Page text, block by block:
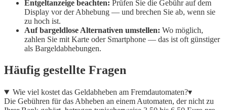
Entgeltanzeige beachten: Prüfen Sie die Gebühr auf dem
Display vor der Abhebung — und brechen Sie ab, wenn sie
zu hoch ist.
Auf bargeldlose Alternativen umstellen: Wo möglich,
zahlen Sie mit Karte oder Smartphone — das ist oft günstiger
als Bargeldabhebungen.
Häufig gestellte Fragen
Wie viel kostet das Geldabheben am Fremdautomaten?▾
Die Gebühren für das Abheben an einem Automaten, der nicht zu